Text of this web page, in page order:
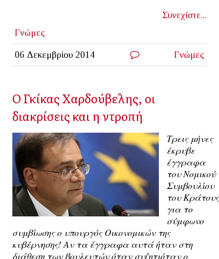
Συνεχίστε...
Γνώμες
06 Δεκεμβρίου 2014 Γνώμες
Ο Γκίκας Χαρδούβελης, οι
διακρίσεις και η ντροπή
Τρεις μήνες
έκρυβε
έγγραφα
του Νομικού
Συμβουλίου
του Κράτους
για το
σύμφωνο
συμβίωσης ο υπουργός Οικονομικών της
κυβέρνησης! Αν τα έγγραφα αυτά ήταν στη
διάθεση των βουλευτών όταν συζητιόταν ο